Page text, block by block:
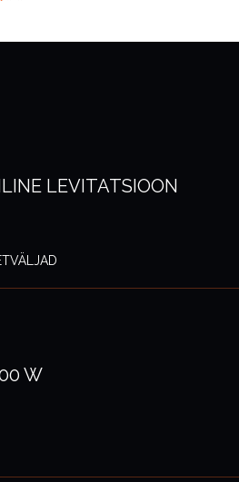
LEVITATSIOON
W